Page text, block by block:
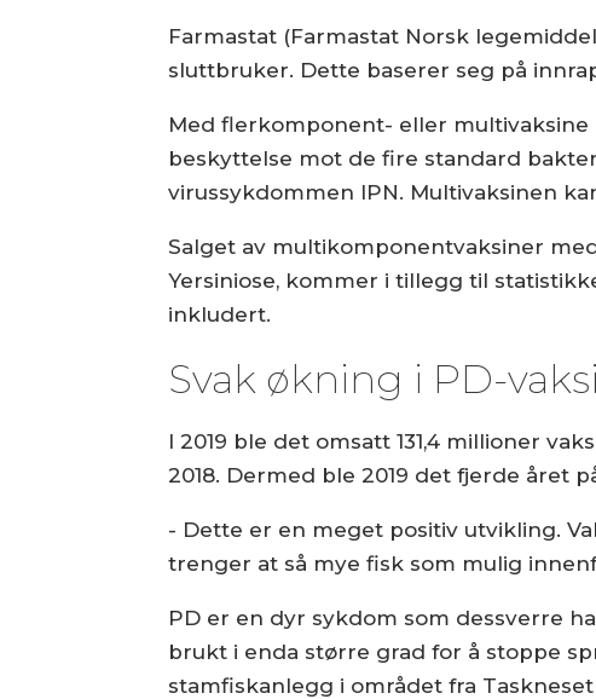
Farmastat (Farmastat Norsk
sluttbruker. Dette baserer seg på
Med flerkomponent- eller
beskyttelse mot de fire standard
virussykdommen IPN. Multivaksinen
Salget av multikomponentvaksiner
Yersiniose, kommer i tillegg til
inkludert.
Svak økning i PD-
I 2019 ble det omsatt 131,4 millioner
2018. Dermed ble 2019 det fjerde året
- Dette er en meget positiv utvikling.
trenger at så mye fisk som mulig
PD er en dyr sykdom som dessverre
brukt i enda større grad for å stoppe
stamfiskanlegg i området fra